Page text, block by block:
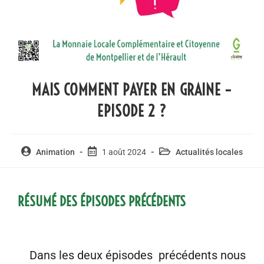
MAIS COMMENT PAYER EN GRAINE –
EPISODE 2 ?
Animation 1 août 2024 Actualités locales
RÉSUMÉ DES ÉPISODES PRÉCÉDENTS
Dans les deux épisodes précédents nous